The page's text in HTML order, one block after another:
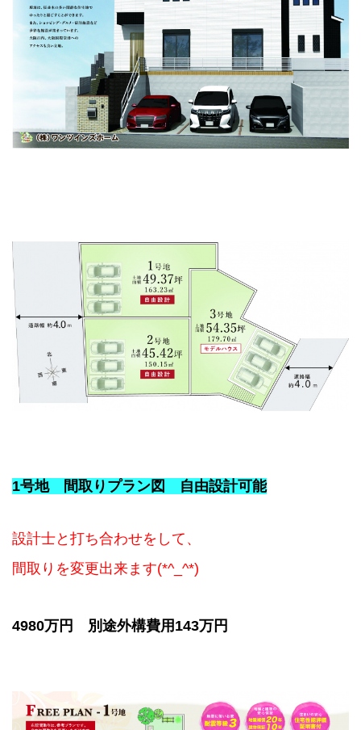
1号地 間取りプラン図 自由設計可能
設計士と打ち合わせをして、
間取りを変更出来ます(*^_^*)
4980万円 別途外構費用143万円